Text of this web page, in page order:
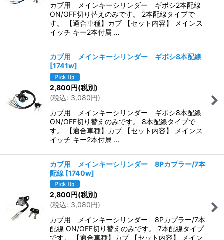
カブ用 メインキーシリンダー ギボシ2本配線
ON/OFF切り替えのみです。 2本配線タイプで
す。 【適合車種】カブ 【セット内容】 メインス
イッチ キー2本付属 …
カブ用 メインキーシリンダー ギボシ8本配線
[1741w]
2,800円(税別)
(税込: 3,080円)
カブ用 メインキーシリンダー ギボシ8本配線
ON/OFF切り替えのみです。 8本配線タイプで
す。 【適合車種】カブ 【セット内容】 メインス
イッチ キー2本付属 …
カブ用 メインキーシリンダー 8Pカプラー/7本
配線 [1740w]
2,800円(税別)
(税込: 3,080円)
カブ用 メインキーシリンダー 8Pカプラー/7本
配線 ON/OFF切り替えのみです。 7本配線タイプ
です。 【適合車種】カブ 【セット内容】 メイン